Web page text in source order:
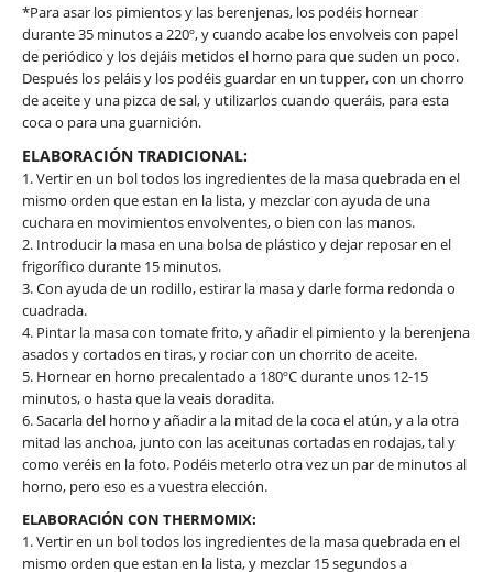
*Para asar los pimientos y las berenjenas, los podéis hornear
durante 35 minutos a 220º, y cuando acabe los envolveis con papel
de periódico y los dejáis metidos el horno para que suden un poco.
Después los peláis y los podéis guardar en un tupper, con un chorro
de aceite y una pizca de sal, y utilizarlos cuando queráis, para esta
coca o para una guarnición.
ELABORACIÓN TRADICIONAL:
1. Vertir en un bol todos los ingredientes de la masa quebrada en el
mismo orden que estan en la lista, y mezclar con ayuda de una
cuchara en movimientos envolventes, o bien con las manos.
2. Introducir la masa en una bolsa de plástico y dejar reposar en el
frigorífico durante 15 minutos.
3. Con ayuda de un rodillo, estirar la masa y darle forma redonda o
cuadrada.
4. Pintar la masa con tomate frito, y añadir el pimiento y la berenjena
asados y cortados en tiras, y rociar con un chorrito de aceite.
5. Hornear en horno precalentado a 180ºC durante unos 12-15
minutos, o hasta que la veais doradita.
6. Sacarla del horno y añadir a la mitad de la coca el atún, y a la otra
mitad las anchoa, junto con las aceitunas cortadas en rodajas, tal y
como veréis en la foto. Podéis meterlo otra vez un par de minutos al
horno, pero eso es a vuestra elección.
ELABORACIÓN CON THERMOMIX:
1. Vertir en un bol todos los ingredientes de la masa quebrada en el
mismo orden que estan en la lista, y mezclar 15 segundos a